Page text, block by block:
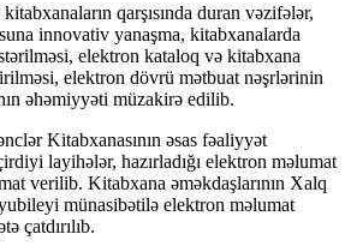
qarşısında duran vəzifələr,
innovativ yanaşma, kitabxanalarda
elektron kataloq və kitabxana
elektron dövrü mətbuat nəşrlərinin
əhəmiyyəti müzakirə edilib.
Kitabxanasının əsas fəaliyyət
layihələr, hazırladığı elektron məlumat
verilib. Kitabxana əməkdaşlarının Xalq
münasibətilə elektron məlumat
çatdırılıb.